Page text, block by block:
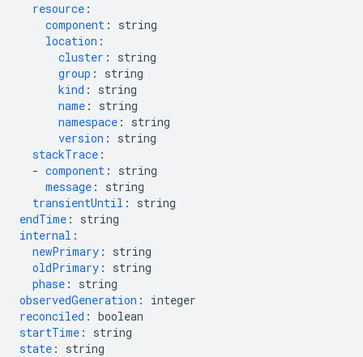
resource :
component :
string
location :
cluster :
string
group :
string
kind :
string
name :
string
namespace :
string
version :
string
stackTrace :
- component :
string
message :
string
transientUntil :
string
endTime :
string
internal :
newPrimary :
string
oldPrimary :
string
phase :
string
observedGeneration :
integer
reconciled : boolean
startTime :
string
state : string